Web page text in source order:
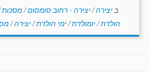
ב יצירה/יצירה - רחוב סומסום/מסכות
הולדת/יומולדת/ימי הולדת/יצירה/